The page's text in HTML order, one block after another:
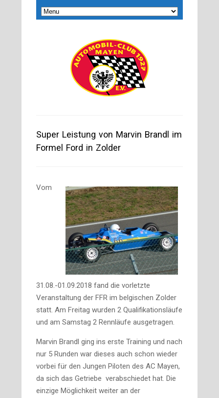
Super Leistung von Marvin Brandl im
Formel Ford in Zolder
Vom
31.08.-01.09.2018 fand die vorletzte
Veranstaltung der FFR im belgischen Zolder
statt. Am Freitag wurden 2 Qualifikationsläufe
und am Samstag 2 Rennläufe ausgetragen.
Marvin Brandl ging ins erste Training und nach
nur 5 Runden war dieses auch schon wieder
vorbei für den Jungen Piloten des AC Mayen,
da sich das Getriebe verabschiedet hat. Die
einzige Möglichkeit weiter an der